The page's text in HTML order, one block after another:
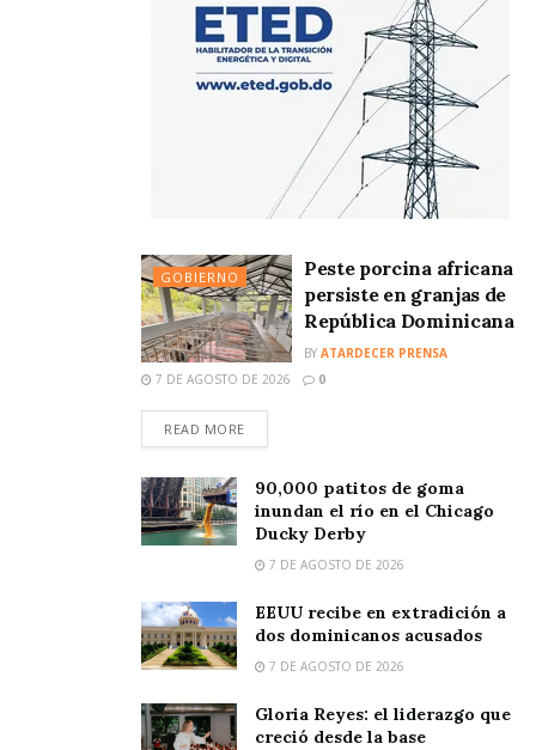
GOBIERNO
Peste porcina africana
persiste en granjas de
República Dominicana
BY ATARDECER PRENSA
7 DE AGOSTO DE 2026
0
READ MORE
90,000 patitos de goma
inundan el río en el Chicago
Ducky Derby
7 DE AGOSTO DE 2026
EEUU recibe en extradición a
dos dominicanos acusados
7 DE AGOSTO DE 2026
Gloria Reyes: el liderazgo que
creció desde la base